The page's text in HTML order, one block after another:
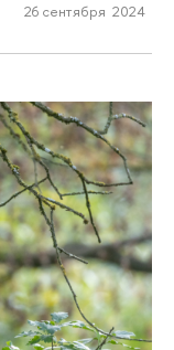
26 сентября 2024